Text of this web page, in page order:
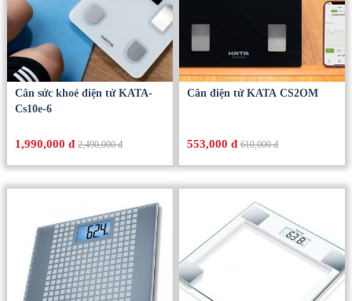
Cân sức khoẻ điện tử KATA-
Cs10e-6
1,990,000 đ 2,490,000 đ
Cân điện tử KATA CS2OM
553,000 đ 610,000 đ